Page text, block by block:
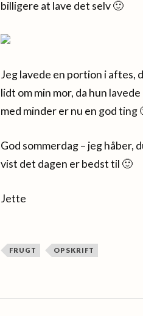
billigere at lave det selv 🙂
Jeg lavede en portion i aftes,
lidt om min mor, da hun
med minder er nu en god ting
God sommerdag – jeg håber,
vist det dagen er bedst til 🙂
Jette
FRUGT OPSKRIFT